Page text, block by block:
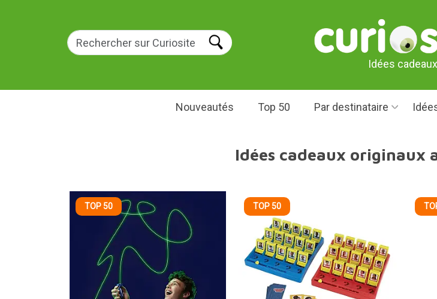
Idées cadeaux
Nouveautés Top 50 Par destinataire
Idées cadeaux originaux
TOP 50 TOP 50